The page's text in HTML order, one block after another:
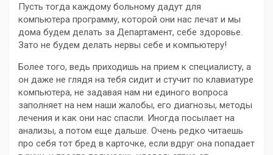
Пусть тогда каждому больному дадут для
компьютера программу, которой они нас лечат и мы
дома будем делать за Департамент, себе здоровье.
Зато не будем делать нервы себе и компьютеру!
Более того, ведь приходишь на прием к специалисту, а
он даже не глядя на тебя сидит и стучит по клавиатуре
компьютера, не задавая нам ни единого вопроса
заполняет на нем наши жалобы, его диагнозы, методы
лечения и как они нас спасли. Иногда посылает на
анализы, а потом еще дальше. Очень редко читаешь
про себя тот бред в карточке, если вдруг она попадает